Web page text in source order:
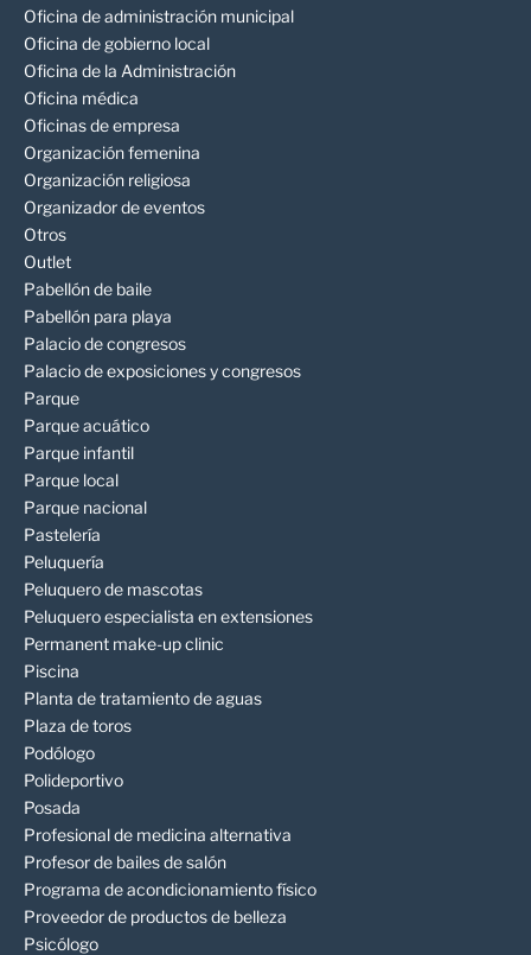
Oficina de administración municipal
Oficina de gobierno local
Oficina de la Administración
Oficina médica
Oficinas de empresa
Organización femenina
Organización religiosa
Organizador de eventos
Otros
Outlet
Pabellón de baile
Pabellón para playa
Palacio de congresos
Palacio de exposiciones y congresos
Parque
Parque acuático
Parque infantil
Parque local
Parque nacional
Pastelería
Peluquería
Peluquero de mascotas
Peluquero especialista en extensiones
Permanent make-up clinic
Piscina
Planta de tratamiento de aguas
Plaza de toros
Podólogo
Polideportivo
Posada
Profesional de medicina alternativa
Profesor de bailes de salón
Programa de acondicionamiento físico
Proveedor de productos de belleza
Psicólogo